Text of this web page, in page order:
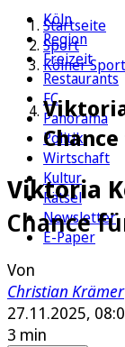
Köln
Region
Freizeit
Restaurants
FC
Panorama
Politik
Wirtschaft
Kultur
Rätsel
Newsletter
E-Paper
Startseite
Sport
Kölner Sport
Viktoria
Chance
Von
Christian Krämer
27.11.2025,
3 min